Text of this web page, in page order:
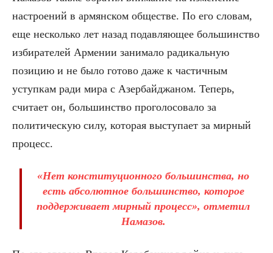
настроений в армянском обществе. По его словам,
еще несколько лет назад подавляющее большинство
избирателей Армении занимало радикальную
позицию и не было готово даже к частичным
уступкам ради мира с Азербайджаном. Теперь,
считает он, большинство проголосовало за
политическую силу, которая выступает за мирный
процесс.
«Нет конституционного большинства, но
есть абсолютное большинство, которое
поддерживает мирный процесс», отметил
Намазов.